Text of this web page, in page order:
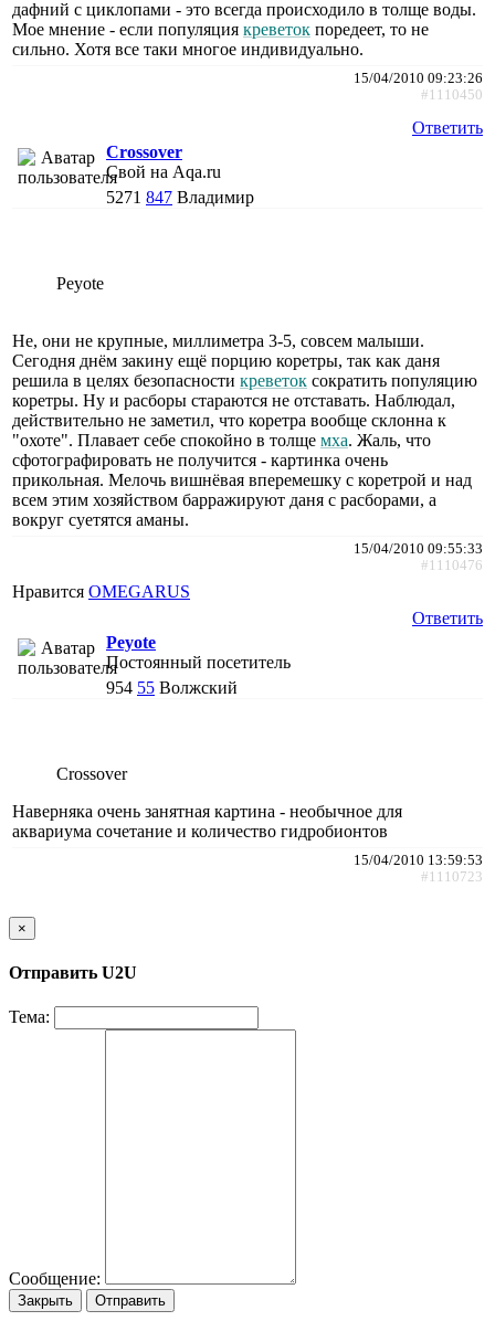
дафний с циклопами - это всегда происходило в толще воды.
Мое мнение - если популяция креветок поредеет, то не
сильно. Хотя все таки многое индивидуально.
15/04/2010 09:23:26
#1110450
Ответить
Crossover
Свой на Aqa.ru
5271 847 Владимир
Peyote
Не, они не крупные, миллиметра 3-5, совсем малыши.
Сегодня днём закину ещё порцию коретры, так как даня
решила в целях безопасности креветок сократить популяцию
коретры. Ну и расборы стараются не отставать. Наблюдал,
действительно не заметил, что коретра вообще склонна к
"охоте". Плавает себе спокойно в толще мха. Жаль, что
сфотографировать не получится - картинка очень
прикольная. Мелочь вишнёвая вперемешку с коретрой и над
всем этим хозяйством барражируют даня с расборами, а
вокруг суетятся аманы.
15/04/2010 09:55:33
#1110476
Нравится OMEGARUS
Ответить
Peyote
Постоянный посетитель
954 55 Волжский
Crossover
Наверняка очень занятная картина - необычное для
аквариума сочетание и количество гидробионтов
15/04/2010 13:59:53
#1110723
×
Отправить U2U
Тема:
Сообщение:
Закрыть Отправить